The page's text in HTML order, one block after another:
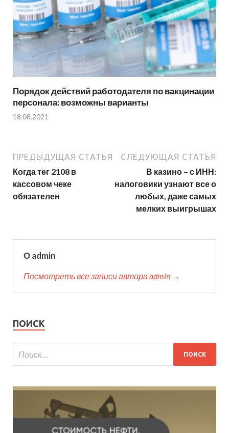
Порядок действий работодателя по вакцинации
персонала: возможны варианты
18.08.2021
ПРЕДЫДУЩАЯ СТАТЬЯ
Когда тег 2108 в
кассовом чеке
обязателен
СЛЕДУЮЩАЯ СТАТЬЯ
В казино – с ИНН:
налоговики узнают все о
любых, даже самых
мелких выигрышах
О admin
Посмотреть все записи автора admin →
ПОИСК